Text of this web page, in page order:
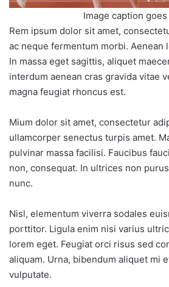
Image caption
Rem ipsum dolor sit amet,
ac neque fermentum morbi. Aenean
In massa eget sagittis, aliquet
interdum aenean cras gravida vitae
magna feugiat rhoncus est.
Mium dolor sit amet, consectetur
ullamcorper senectus turpis amet.
pulvinar massa facilisi. Faucibus
non, consequat. In ultrices non
nunc.
Nisl, elementum viverra sodales
porttitor. Ligula enim nisi varius
lorem eget. Feugiat orci risus sed
aliquam. Urna, bibendum aliquet mi
vulputate.